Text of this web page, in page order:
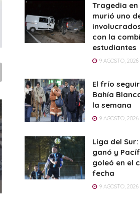
Tragedia en
murió uno
con la
estudiantes
9 AGOSTO, 2026
El frío
Bahía
la semana
9 AGOSTO, 2026
Liga del
ganó y
goleó en el
fecha
9 AGOSTO, 2026